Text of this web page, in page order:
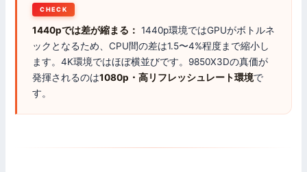
CHECK
1440pでは差が縮まる： 1440p環境ではGPUがボトルネ
ックとなるため、CPU間の差は1.5〜4%程度まで縮小し
ます。4K環境ではほぼ横並びです。9850X3Dの真価が
発揮されるのは1080p・高リフレッシュレート環境で
す。